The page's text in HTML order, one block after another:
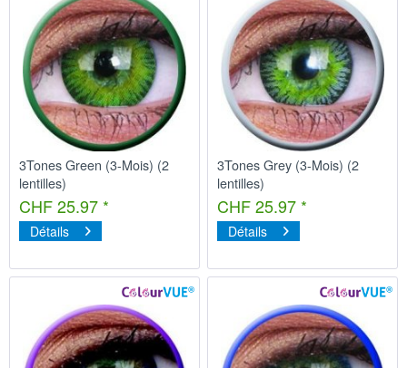
3Tones Green (3-Mois) (2
lentilles)
CHF 25.97 *
Détails
3Tones Grey (3-Mois) (2
lentilles)
CHF 25.97 *
Détails